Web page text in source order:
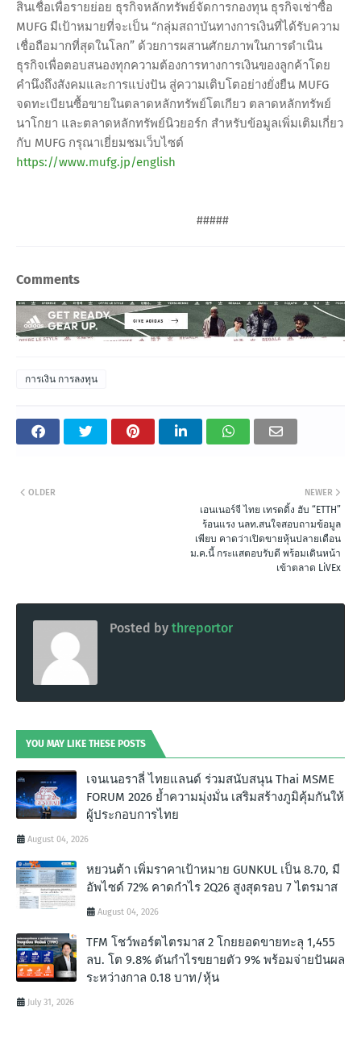
สินเชื่อเพื่อรายย่อย ธุรกิจหลักทรัพย์จัดการกองทุน ธุรกิจเช่าซื้อ
MUFG มีเป้าหมายที่จะเป็น “กลุ่มสถาบันทางการเงินที่ได้รับความ
เชื่อถือมากที่สุดในโลก” ด้วยการผสานศักยภาพในการดำเนิน
ธุรกิจเพื่อตอบสนองทุกความต้องการทางการเงินของลูกค้าโดย
คำนึงถึงสังคมและการแบ่งปัน สู่ความเติบโตอย่างยั่งยืน MUFG
จดทะเบียนซื้อขายในตลาดหลักทรัพย์โตเกียว ตลาดหลักทรัพย์
นาโกยา และตลาดหลักทรัพย์นิวยอร์ก สำหรับข้อมูลเพิ่มเติมเกี่ยว
กับ MUFG กรุณาเยี่ยมชมเว็บไซต์
https://www.mufg.jp/english
#####
Comments
การเงิน การลงทุน
NEWER
เอนเนอร์จี ไทย เทรดดิ้ง ฮับ “ETTH”
ร้อนแรง นลท.สนใจสอบถามข้อมูล
เพียบ คาดว่าเปิดขายหุ้นปลายเดือน
ม.ค.นี้ กระแสตอบรับดี พร้อมเดินหน้า
เข้าตลาด LiVEx
OLDER
Posted by threportor
YOU MAY LIKE THESE POSTS
เจนเนอราลี่ ไทยแลนด์ ร่วมสนับสนุน Thai MSME
FORUM 2026 ย้ำความมุ่งมั่น เสริมสร้างภูมิคุ้มกันให้
ผู้ประกอบการไทย
August 04, 2026
หยวนต้า เพิ่มราคาเป้าหมาย GUNKUL เป็น 8.70, มี
อัพไซด์ 72% คาดกำไร 2Q26 สูงสุดรอบ 7 ไตรมาส
August 04, 2026
TFM โชว์พอร์ตไตรมาส 2 โกยยอดขายทะลุ 1,455
ลบ. โต 9.8% ดันกำไรขยายตัว 9% พร้อมจ่ายปันผล
ระหว่างกาล 0.18 บาท/หุ้น
July 31, 2026